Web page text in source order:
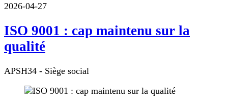
2026-04-27
ISO 9001 : cap maintenu sur la
qualité
APSH34 - Siège social